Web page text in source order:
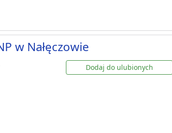
w Nałęczowie
Dodaj do ulubionych